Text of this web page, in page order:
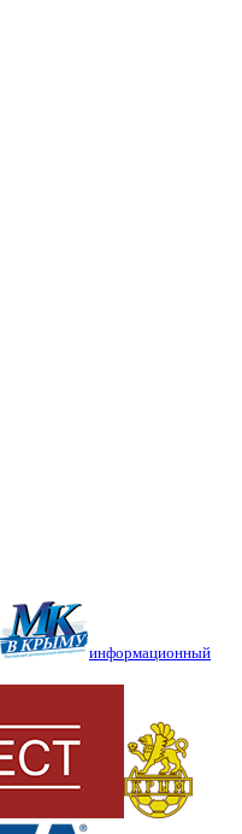
информационный